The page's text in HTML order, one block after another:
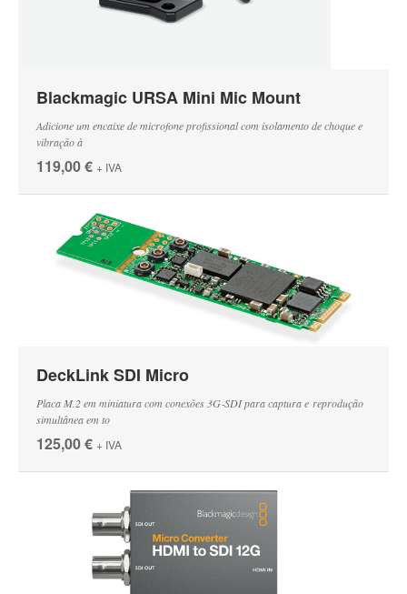
Blackmagic URSA Mini Mic Mount
Adicione um encaixe de microfone profissional com isolamento de choque e
vibração à
119,00 € + IVA
DeckLink SDI Micro
Placa M.2 em miniatura com conexões 3G‑SDI para captura e reprodução
simultânea em to
125,00 € + IVA